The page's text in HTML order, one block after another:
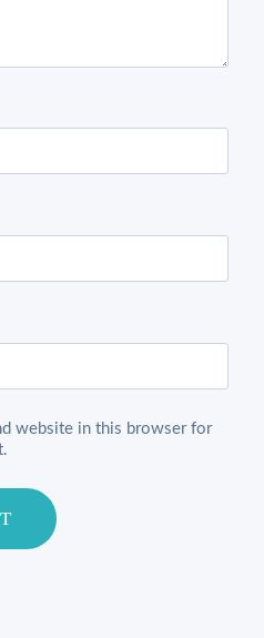
website in this browser for